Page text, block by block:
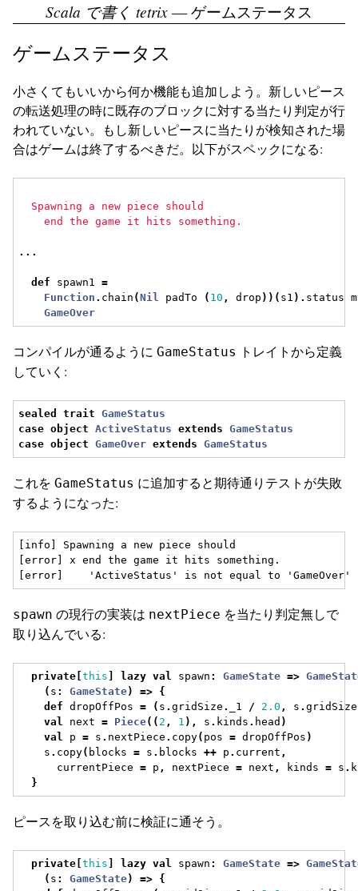
Scala で書く tetrix — ゲームステータス
ゲームステータス
小さくてもいいから何か機能も追加しよう。新しいピース
の転送処理の時に既存のブロックに対する当たり判定が行
われていない。もし新しいピースに当たりが検知された場
合はゲームは終了するべきだ。以下がスペックになる:
Spawning a new piece should
end the game it hits something.
...
def spawn1 =
Function . chain (Nil padTo ( 10 , drop ))( s1 ). status
GameOver
コンパイルが通るように GameStatus トレイトから定義
していく:
sealed trait
GameStatus
case object ActiveStatus extends
GameStatus
case object GameOver extends GameStatus
これを GameStatus に追加すると期待通りテストが失敗
するようになった:
[info] Spawning a new piece should
[error] x end the game it hits something.
spawn の現行の実装は nextPiece を当たり判定無しで
取り込んでいる:
private [this lazy val spawn : GameState =>
( s : GameState) => {
def dropOffPos = ( s .gridSize . _1 / 2.0 , s .gridSize
val next = Piece(( 2 , 1 ), s . kinds . head )
val p = s . nextPiece . copy( pos = dropOffPos )
s . copy( blocks = s . blocks ++ p . current ,
currentPiece = p , nextPiece = next , kinds = s .
}
ピースを取り込む前に検証に通そう。
private [this lazy val spawn : GameState =>
( s : GameState) => {